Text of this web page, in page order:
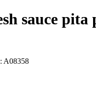
sauce pita
A08358